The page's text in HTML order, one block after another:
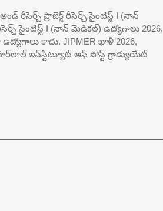
రీసెర్చ్ ప్రాజెక్ట్ రీసెర్చ్ సైంటిస్ట్ I (నాన్
సైంటిస్ట్ I (నాన్ మెడికల్) ఉద్యోగాలు 2026,
ఉద్యోగాలు కాదు. JIPMER ఖాళీ 2026,
ఇన్‌స్టిట్యూట్ ఆఫ్ పోస్ట్ గ్రాడ్యుయేట్